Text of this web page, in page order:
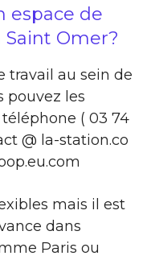
espace de
Saint Omer?
travail au sein de
pouvez les
( 03 74
@ la-station.co
mais il est
dans
Paris ou